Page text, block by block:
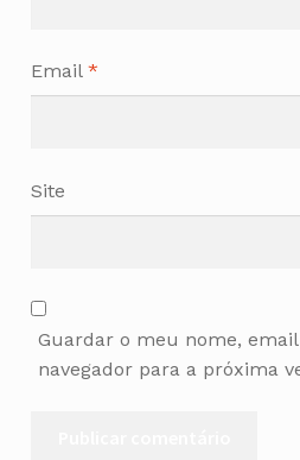
Email *
Site
Guardar o meu nome,
navegador para a próxima